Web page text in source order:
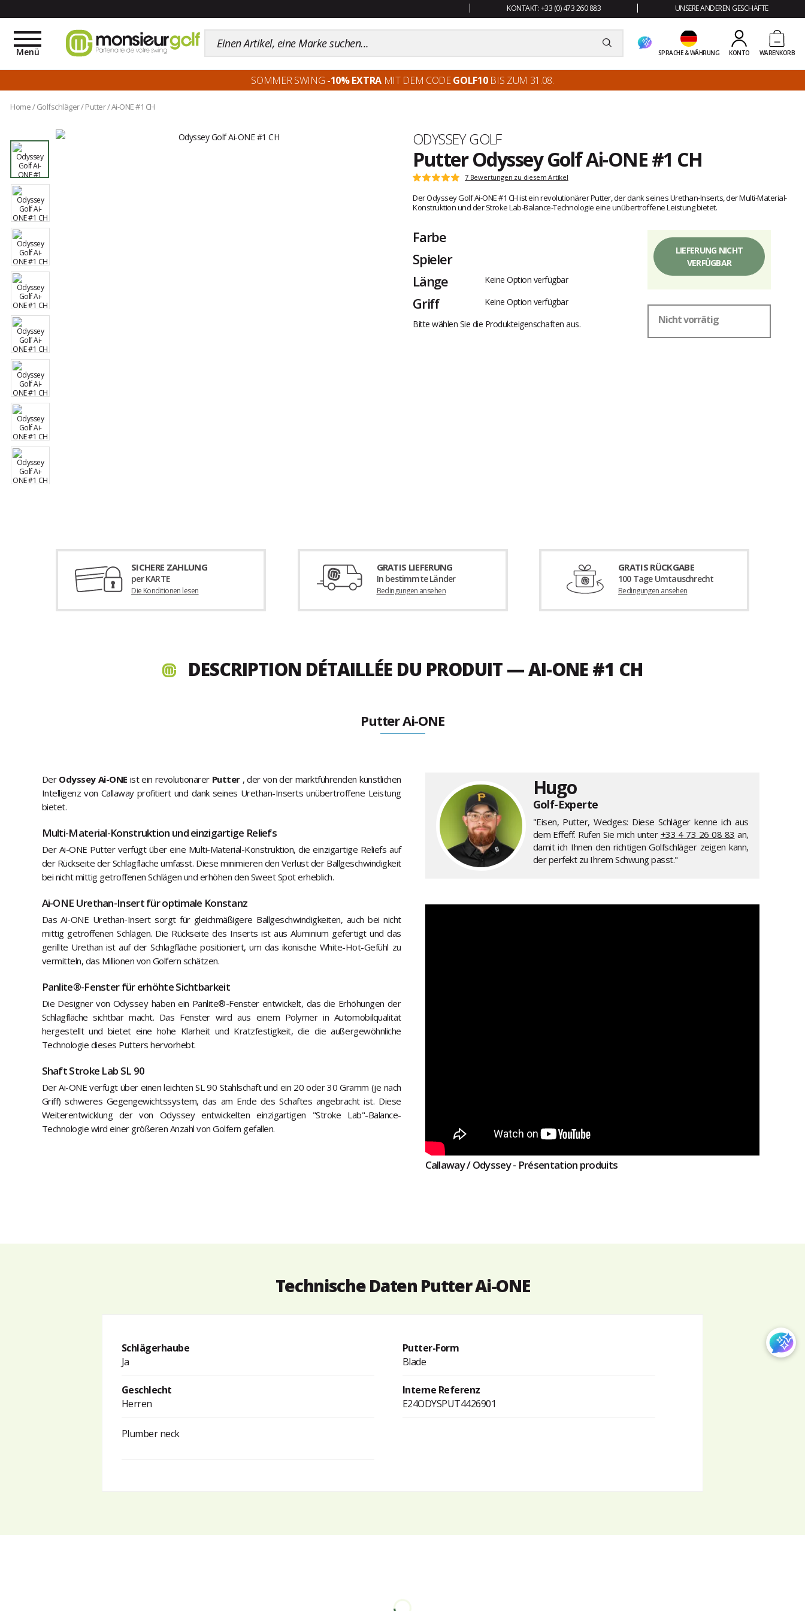
KONTAKT: +33 (0) 473 260 883 UNSERE ANDEREN GESCHÄFTE
SPRACHE & WÄHRUNG KONTO WARENKORB
Toggle
navigation
Menü
SOMMER SWING -10% EXTRAMIT DEM CODEGOLF10BIS ZUM 31.08.
Home/ Golfschläger/Putter/Ai-ONE #1 CH
Marke
ODYSSEY GOLF
Putter Odyssey Golf Ai-ONE #1 CH
Kundenbewertungen
Note:
von
5
7 Bewertungen zu diesem Artikel
Der Odyssey Golf Ai-ONE #1 CH ist ein revolutionärer Putter, der dank seines Urethan-Inserts, der Multi-Material-
Konstruktion und der Stroke Lab-Balance-Technologie eine unübertroffene Leistung bietet.
Farbe
Spieler
Länge
Keine Option verfügbar
Griff
Keine Option verfügbar
Bitte wählen Sie die Produkteigenschaften aus.
LIEFERUNG NICHT
VERFÜGBAR
Nicht vorrätig
SICHERE ZAHLUNG
per KARTE
Die Konditionen lesen
GRATIS LIEFERUNG
In bestimmte Länder
Bedingungen ansehen
GRATIS RÜCKGABE
100 Tage Umtauschrecht
Bedingungen ansehen
DESCRIPTION DÉTAILLÉE DU PRODUIT — AI-ONE #1 CH
Putter Ai-ONE
Der Odyssey Ai-ONE ist ein revolutionärer Putter , der von der marktführenden künstlichen
Intelligenz von Callaway profitiert und dank seines Urethan-Inserts unübertroffene Leistung
bietet.
Multi-Material-Konstruktion und einzigartige Reliefs
Der Ai-ONE Putter verfügt über eine Multi-Material-Konstruktion, die einzigartige Reliefs auf
der Rückseite der Schlagfläche umfasst. Diese minimieren den Verlust der Ballgeschwindigkeit
bei nicht mittig getroffenen Schlägen und erhöhen den Sweet Spot erheblich.
Ai-ONE Urethan-Insert für optimale Konstanz
Das Ai-ONE Urethan-Insert sorgt für gleichmäßigere Ballgeschwindigkeiten, auch bei nicht
mittig getroffenen Schlägen. Die Rückseite des Inserts ist aus Aluminium gefertigt und das
gerillte Urethan ist auf der Schlagfläche positioniert, um das ikonische White-Hot-Gefühl zu
vermitteln, das Millionen von Golfern schätzen.
Panlite®-Fenster für erhöhte Sichtbarkeit
Die Designer von Odyssey haben ein Panlite®-Fenster entwickelt, das die Erhöhungen der
Schlagfläche sichtbar macht. Das Fenster wird aus einem Polymer in Automobilqualität
hergestellt und bietet eine hohe Klarheit und Kratzfestigkeit, die die außergewöhnliche
Technologie dieses Putters hervorhebt.
Shaft Stroke Lab SL 90
Der Ai-ONE verfügt über einen leichten SL 90 Stahlschaft und ein 20 oder 30 Gramm (je nach
Griff) schweres Gegengewichtssystem, das am Ende des Schaftes angebracht ist. Diese
Weiterentwicklung der von Odyssey entwickelten einzigartigen "Stroke Lab"-Balance-
Technologie wird einer größeren Anzahl von Golfern gefallen.
Hugo
Golf-Experte
"Eisen, Putter, Wedges: Diese Schläger kenne ich aus
dem Effeff. Rufen Sie mich unter +33 4 73 26 08 83 an,
damit ich Ihnen den richtigen Golfschläger zeigen kann,
der perfekt zu Ihrem Schwung passt."
Callaway / Odyssey - Présentation produits
Technische Daten Putter Ai-ONE
Schlägerhaube
Ja
Putter-Form
Blade
Geschlecht
Herren
Interne Referenz
E24ODYSPUT4426901
Plumber neck